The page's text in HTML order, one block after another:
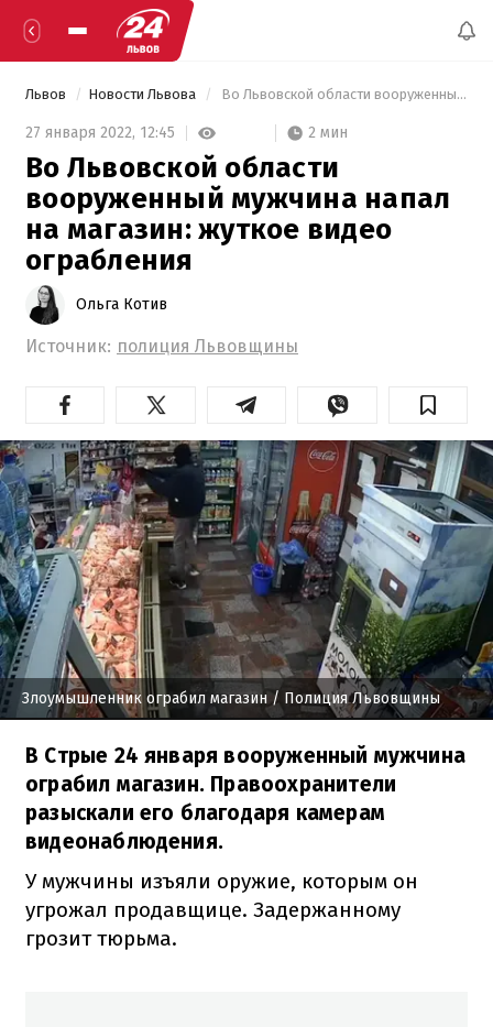
Львов Новости Львова Во Львовской области вооруженный мужчина напал на магазин: жуткое видео ограбления
27 января 2022, 12:45 2 мин
Во Львовской области
вооруженный мужчина напал
на магазин: жуткое видео
ограбления
Ольга Котив
Источник: полиция Львовщины
Злоумышленник ограбил магазин / Полиция Львовщины
В Стрые 24 января вооруженный мужчина
ограбил магазин. Правоохранители
разыскали его благодаря камерам
видеонаблюдения.
У мужчины изъяли оружие, которым он
угрожал продавщице. Задержанному
грозит тюрьма.